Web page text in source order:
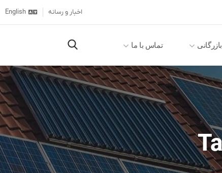
اخبار و رسانه English
بازرگانی تماس با ما